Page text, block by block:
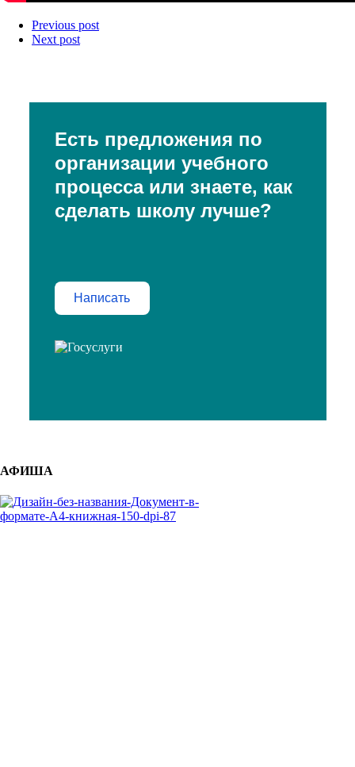
Previous post
Next post
Есть предложения по
организации учебного
процесса или знаете, как
сделать школу лучше?
Написать
АФИША